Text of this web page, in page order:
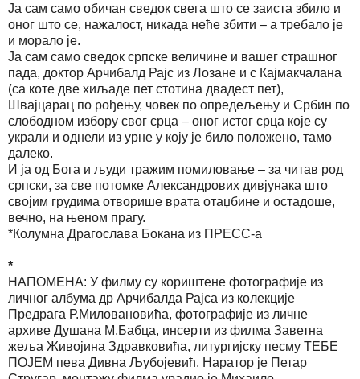
Ја сам само обичан сведок свега што се заиста збило и
оног што се, нажалост, никада неће збити – а требало је
и морало је.
Ја сам само сведок српске величине и вашег страшног
пада, доктор Арчибалд Рајс из Лозане и с Кајмакчалана
(са коте две хиљаде пет стотина двадест пет),
Швајцарац по рођењу, човек по опредељењу и Србин по
слободном избору свог срца – оног истог срца које су
украли и однели из урне у коју је било положено, тамо
далеко.
И ја од Бога и људи тражим помиловање – за читав род
српски, за све потомке Александрових дивјунака што
својим грудима отворише врата отаџбине и остадоше,
вечно, на њеном прагу.
*Колумна Драгослава Бокана из ПРЕСС-а
*
НАПОМЕНА: У филму су кориштене фотографије из
личног албума др Арчибалда Рајса из колекције
Предрага Р.Миловановића, фотографије из личне
архиве Душана М.Бабца, инсерти из филма Заветна
жеља Живојина Здравковића, литургијску песму ТЕБЕ
ПОЈЕМ пева Дивна Љубојевић. Наратор је Петар